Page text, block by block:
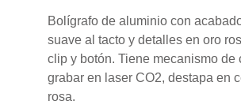
Bolígrafo de aluminio con
suave al tacto y detalles en oro
clip y botón. Tiene mecanismo de
grabar en laser CO2, destapa en
rosa.